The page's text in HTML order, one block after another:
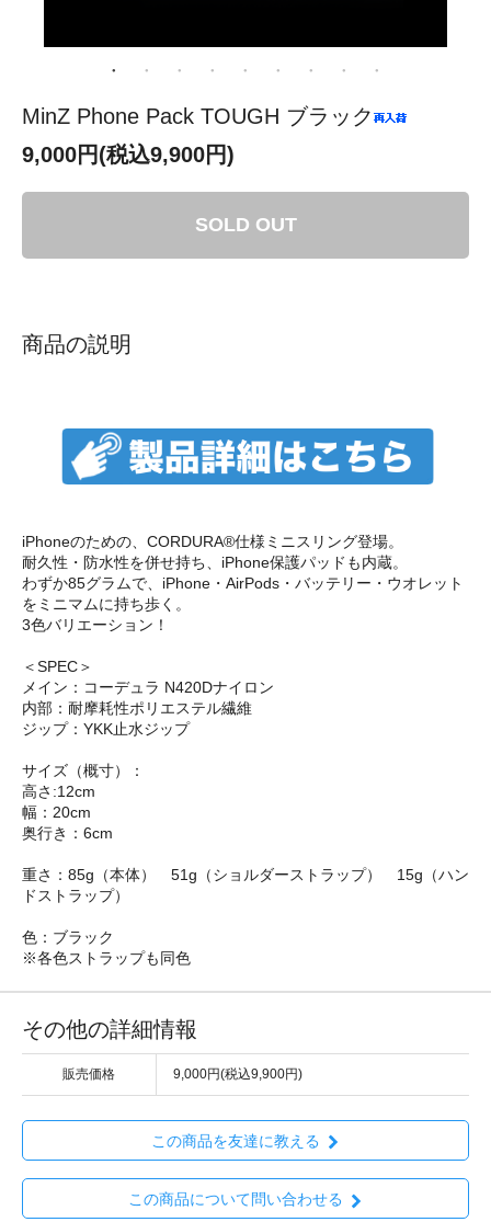
MinZ Phone Pack TOUGH ブラック
9,000円(税込9,900円)
SOLD OUT
商品の説明
iPhoneのための、CORDURA®仕様ミニスリング登場。
耐久性・防水性を併せ持ち、iPhone保護パッドも内蔵。
わずか85グラムで、iPhone・AirPods・バッテリー・ウオレット
をミニマムに持ち歩く。
3色バリエーション！
＜SPEC＞
メイン：コーデュラ N420Dナイロン
内部：耐摩耗性ポリエステル繊維
ジップ：YKK止水ジップ
サイズ（概寸）：
高さ:12cm
幅：20cm
奥行き：6cm
重さ：85g（本体） 51g（ショルダーストラップ） 15g（ハン
ドストラップ）
色：ブラック
※各色ストラップも同色
その他の詳細情報
販売価格 9,000円(税込9,900円)
この商品を友達に教える
この商品について問い合わせる